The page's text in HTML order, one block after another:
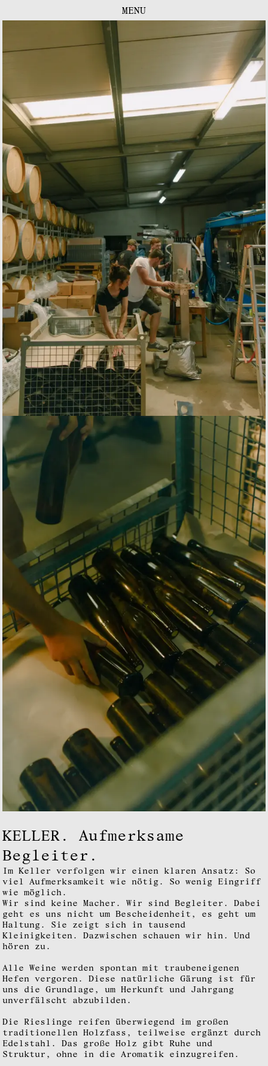
MENU
KONTAKT
DOWNLOADS
DE
IMPRESSUM
INSTAGRAM
KELLER. Aufmerksame
Begleiter.
Im Keller verfolgen wir einen klaren Ansatz: So
viel Aufmerksamkeit wie nötig. So wenig Eingriff
wie möglich.
Wir sind keine Macher. Wir sind Begleiter. Dabei
geht es uns nicht um Bescheidenheit, es geht um
Haltung. Sie zeigt sich in tausend
Kleinigkeiten. Dazwischen schauen wir hin. Und
hören zu.
Alle Weine werden spontan mit traubeneigenen
Hefen vergoren. Diese natürliche Gärung ist für
uns die Grundlage, um Herkunft und Jahrgang
unverfälscht abzubilden.
Die Rieslinge reifen überwiegend im großen
traditionellen Holzfass, teilweise ergänzt durch
Edelstahl. Das große Holz gibt Ruhe und
Struktur, ohne in die Aromatik einzugreifen.